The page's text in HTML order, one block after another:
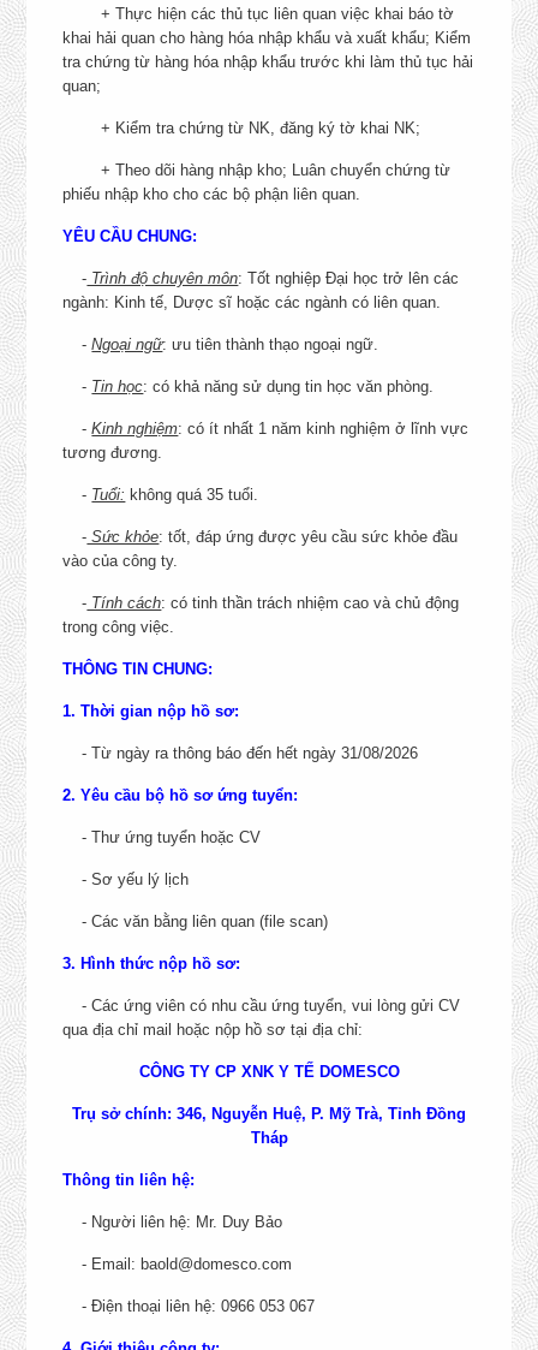
+ Thực hiện các thủ tục liên quan việc khai báo tờ
khai hải quan cho hàng hóa nhập khẩu và xuất khẩu; Kiểm
tra chứng từ hàng hóa nhập khẩu trước khi làm thủ tục hải
quan;
+ Kiểm tra chứng từ NK, đăng ký tờ khai NK;
+ Theo dõi hàng nhập kho; Luân chuyển chứng từ
phiếu nhập kho cho các bộ phận liên quan.
YÊU CẦU CHUNG:
- Trình độ chuyên môn: Tốt nghiệp Đại học trở lên các
ngành: Kinh tế, Dược sĩ hoặc các ngành có liên quan.
-Ngoại ngữ: ưu tiên thành thạo ngoại ngữ.
- Tin học: có khả năng sử dụng tin học văn phòng.
-Kinh nghiệm: có ít nhất 1 năm kinh nghiệm ở lĩnh vực
tương đương.
- Tuổi: không quá 35 tuổi.
- Sức khỏe: tốt, đáp ứng được yêu cầu sức khỏe đầu
vào của công ty.
- Tính cách: có tinh thần trách nhiệm cao và chủ động
trong công việc.
THÔNG TIN CHUNG:
1. Thời gian nộp hồ sơ:
- Từ ngày ra thông báo đến hết ngày 31/08/2026
2. Yêu cầu bộ hồ sơ ứng tuyển:
- Thư ứng tuyển hoặc CV
- Sơ yếu lý lịch
- Các văn bằng liên quan (file scan)
3. Hình thức nộp hồ sơ:
- Các ứng viên có nhu cầu ứng tuyển, vui lòng gửi CV
qua địa chỉ mail hoặc nộp hồ sơ tại địa chỉ:
CÔNG TY CP XNK Y TẾ DOMESCO
Trụ sở chính: 346, Nguyễn Huệ, P. Mỹ Trà, Tỉnh Đồng
Tháp
Thông tin liên hệ:
- Người liên hệ: Mr. Duy Bảo
- Email: baold@domesco.com
- Điện thoại liên hệ: 0966 053 067
Tất cả các chính sách phúc lợi cho người lao động đã và đang
được công ty triển khai đồng bộ và liên tục, góp phần tạo môi
người lao động, hài hòa lợi ích của công ty và người lao động
triển bền vững của Công ty.
MÔI TRƯỜNG LÀM VIỆC
Với lịch sử hơn 35 năm hình thành và phát triển, Công ty
DOMESCO quan niệm con người chính là tài sản vô giá và yếu
doanh nghiệp. Quản trị và phát triển nguồn nhân lực hiệu quả
chính là mục tiêu ưu tiên và xuyên suốt của công ty trong suốt
quá trình phát triển và những năm tiếp theo. Chúng tôi quan
thân thiện và tạo cơ hội phát triển bình đẳng cho tập thể cán
bộ, công nhân lao động của công ty. Tất cả nhân viên của công
ty được làm việc trong một môi trường thân thiện, tôn trọng,
đoàn kết, hợp tác và giúp đỡ giữa cấp trên và cấp dưới, giữa
phù hợp với yêu cầu phát triển nghề nghiệp sẽ giúp cho mỗi cá
của bản thân. Công ty quan tâm đảm bảo tính an toàn lao động
cho tập thể người lao động toàn công ty.
THÔNG TIN TUYỂN DỤNG
CHỨC DANH
NHÂN VIÊN ĐẤU THẦU VÀ
CHI TIẾT
KẾ TOÁN BÁN HÀNG - ĐÀ
NẴNG, TP. HỒ CHÍ MINH
Đà Nẵng, TP. Hồ Chí
NHÂN VIÊN NGHIỆP VỤ
CHI TIẾT
Số 37 Thành Thái,
Diên Hồng, Thành phố
CHUYÊN VIÊN MARKETING -
SENIOR SOCIAL
Số 37 Thành Thái,